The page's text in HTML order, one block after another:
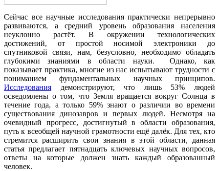
Сейчас все научные исследования практически непрерывно
развиваются, а средний уровень образования населения
неуклонно растёт. В окружении технологических
достижений, от простой носимой электроники до
спутниковой связи, нам, безусловно, необходимо обладать
глубокими знаниями в области науки. Однако, как
показывает практика, многие из нас испытывают трудности с
пониманием фундаментальных научных принципов.
Исследования демонстрируют, что лишь 53% людей
осведомлены о том, что Земля вращается вокруг Солнца в
течение года, а только 59% знают о различии во времени
существования динозавров и первых людей. Несмотря на
очевидный прогресс, достигнутый в области образования,
путь к всеобщей научной грамотности ещё далёк. Для тех, кто
стремится расширить свои знания в этой области, данная
статья предлагает пятнадцать ключевых научных вопросов,
ответы на которые должен знать каждый образованный
человек.